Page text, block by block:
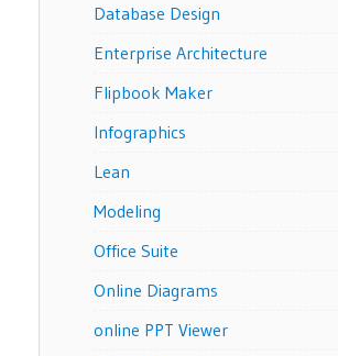
Database Design
Enterprise Architecture
Flipbook Maker
Infographics
Lean
Modeling
Office Suite
Online Diagrams
online PPT Viewer